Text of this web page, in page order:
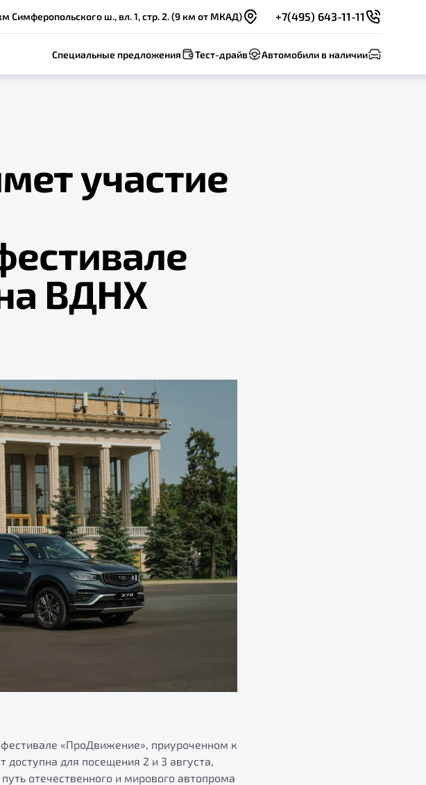
Симферопольского ш., вл. 1, стр. 2. (9 км от МКАД) +7(495) 643-11-11
Специальные предложения Тест-драйв Автомобили в наличии
участие
ВДНХ
«ПроДвижение», приуроченном к
для посещения 2 и 3 августа,
отечественного и мирового автопрома